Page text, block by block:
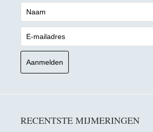
RECENTSTE MIJMERINGEN